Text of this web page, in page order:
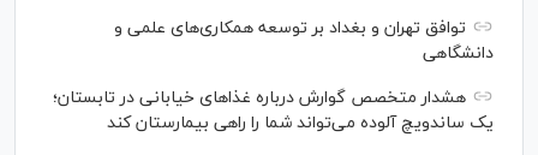
توافق تهران و بغداد بر توسعه همکاری‌های علمی و
دانشگاهی
هشدار متخصص گوارش درباره غذا‌های خیابانی در تابستان؛
یک ساندویچ آلوده می‌تواند شما را راهی بیمارستان کند